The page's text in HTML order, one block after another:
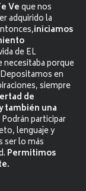
Veque nos
adquirido la
iniciamos
de EL
necesitaba porque
en
siempre
de
también una
Podrán participar
lenguaje y
ser lo más
Permitimos